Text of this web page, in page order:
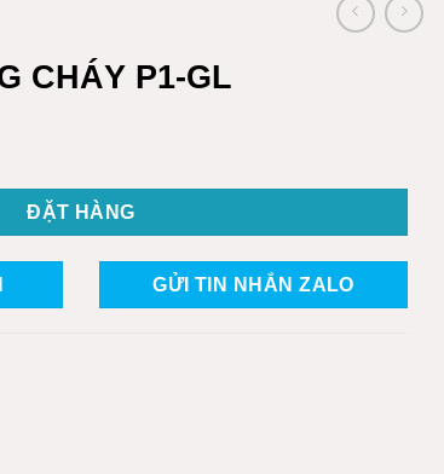
CHÁY P1-GL
số lượng
ĐẶT HÀNG
GỬI TIN NHẮN ZALO